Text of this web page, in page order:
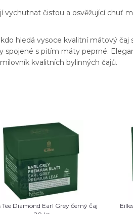
vychutnat čistou a osvěžující chuť
hledá vysoce kvalitní mátový čaj
spojené s pitím máty peprné.
kvalitních bylinných čajů.
Tee Diamond Earl Grey černý čaj